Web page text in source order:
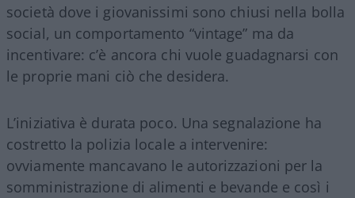
società dove i giovanissimi sono chiusi nella bolla
social, un comportamento “vintage” ma da
incentivare: c’è ancora chi vuole guadagnarsi con
le proprie mani ciò che desidera.
L’iniziativa è durata poco. Una segnalazione ha
costretto la polizia locale a intervenire:
ovviamente mancavano le autorizzazioni per la
somministrazione di alimenti e bevande e così i